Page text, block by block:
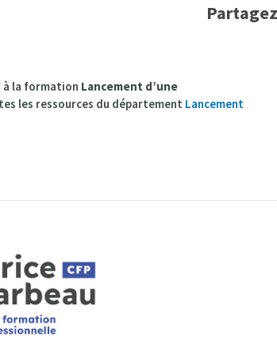
à la formation Lancement d’une
les ressources du département Lancement